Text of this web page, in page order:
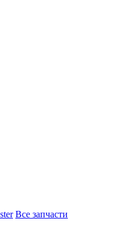
Все запчасти